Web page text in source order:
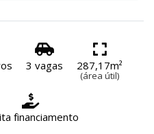
3 vagas 287,17m²
(área útil)
financiamento